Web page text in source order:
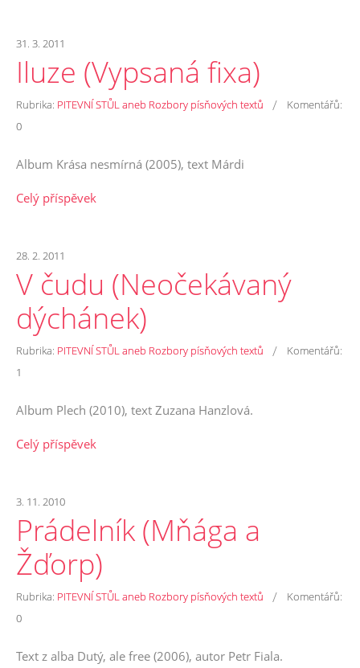
31. 3. 2011
Iluze (Vypsaná fixa)
Rubrika: PITEVNÍ STŮL aneb Rozbory písňových textů /
Komentářů:
0
Album Krása nesmírná (2005), text Márdi
Celý příspěvek
28. 2. 2011
V čudu (Neočekávaný
dýchánek)
Rubrika: PITEVNÍ STŮL aneb Rozbory písňových textů /
Komentářů:
1
Album Plech (2010), text Zuzana Hanzlová.
Celý příspěvek
3. 11. 2010
Prádelník (Mňága a
Žďorp)
Rubrika: PITEVNÍ STŮL aneb Rozbory písňových textů /
Komentářů:
0
Text z alba Dutý, ale free (2006), autor Petr Fiala.